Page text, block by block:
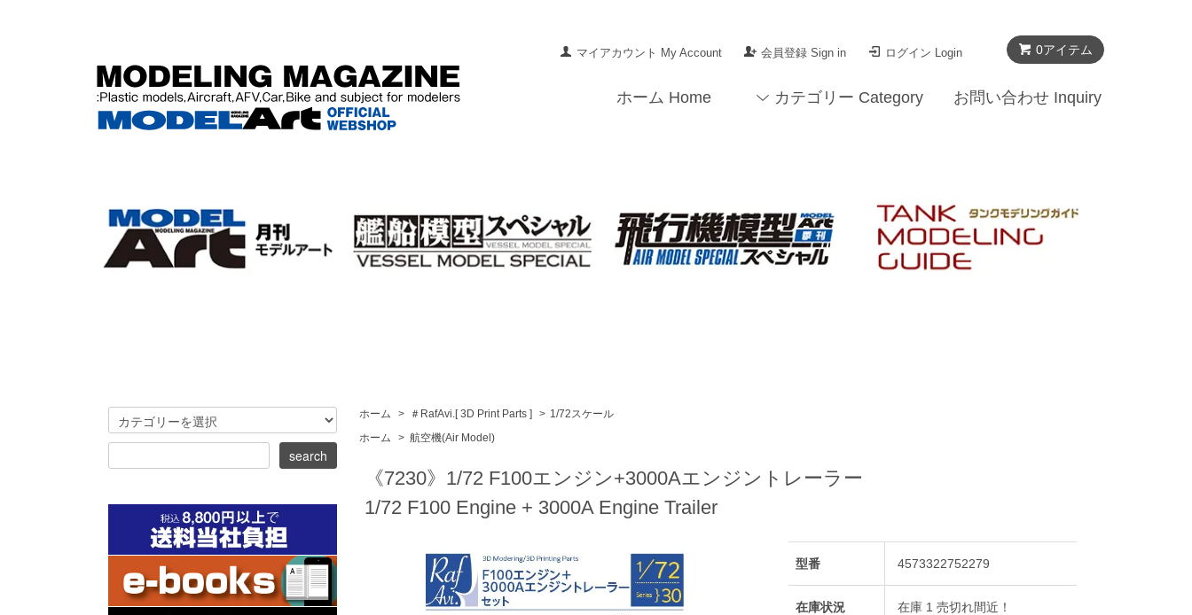
0アイテム
マイアカウント My Account 会員登録 Sign in ログイン Login
ホーム Home カテゴリー Category お問い合わせ Inquiry
ホーム > ＃RafAvi.[ 3D Print Parts ] > 1/72スケール
ホーム
> 航空機(Air Model)
《7230》1/72 F100エンジン+3000Aエンジントレーラー
1/72 F100 Engine + 3000A Engine Trailer
型番 4573322752279
在庫状況 在庫 1 売切れ間近！